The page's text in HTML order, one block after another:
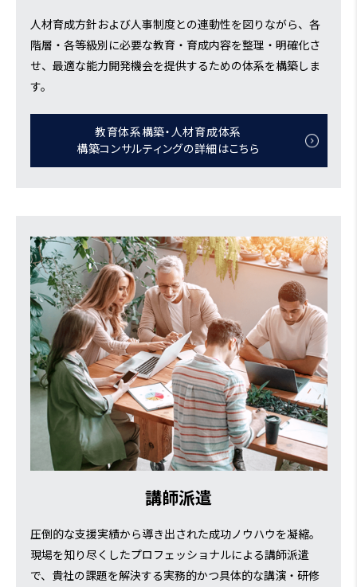
人材育成方針および人事制度との連動性を図りながら、各
階層・各等級別に必要な教育・育成内容を整理・明確化さ
せ、最適な能力開発機会を提供するための体系を構築しま
す。
教育体系構築・人材育成体系
構築コンサルティングの詳細はこちら
講師派遣
圧倒的な支援実績から導き出された成功ノウハウを凝縮。
現場を知り尽くしたプロフェッショナルによる講師派遣
で、貴社の課題を解決する実務的かつ具体的な講演・研修